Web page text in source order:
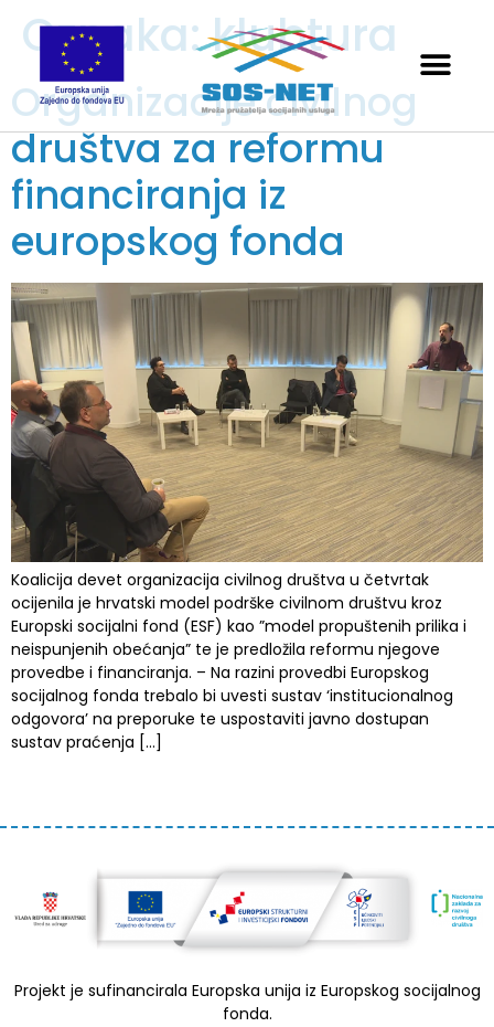
Oznaka:klubtura
Organizacije civilnog
društva za reformu
financiranja iz
europskog fonda
Koalicija devet organizacija civilnog društva u četvrtak
ocijenila je hrvatski model podrške civilnom društvu kroz
Europski socijalni fond (ESF) kao ”model propuštenih prilika i
neispunjenih obećanja” te je predložila reformu njegove
provedbe i financiranja. – Na razini provedbi Europskog
socijalnog fonda trebalo bi uvesti sustav ‘institucionalnog
odgovora’ na preporuke te uspostaviti javno dostupan
sustav praćenja […]
Projekt je sufinancirala Europska unija iz Europskog socijalnog
fonda.